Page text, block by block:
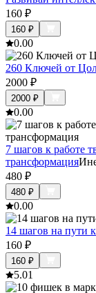
160 ₽
160 ₽
0.00
260 Ключей от
2000 ₽
2000 ₽
0.00
7 шагов к работе
трансформация
480 ₽
480 ₽
0.00
14 шагов на пути
160 ₽
160 ₽
5.01